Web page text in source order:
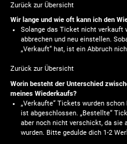
Zurück zur Übersicht
Wir lange und wie oft kann ich den
Solange das Ticket nicht verkauft
abbrechen und neu einstellen.
„Verkauft“ hat, ist ein Abbruch
Zurück zur Übersicht
Worin besteht der Unterschied
meines Wiederkaufs?
„Verkaufte“ Tickets wurden
ist abgeschlossen. „Bestellte“
aber noch nicht verschickt, da
wurden. Bitte gedulde dich 1-2